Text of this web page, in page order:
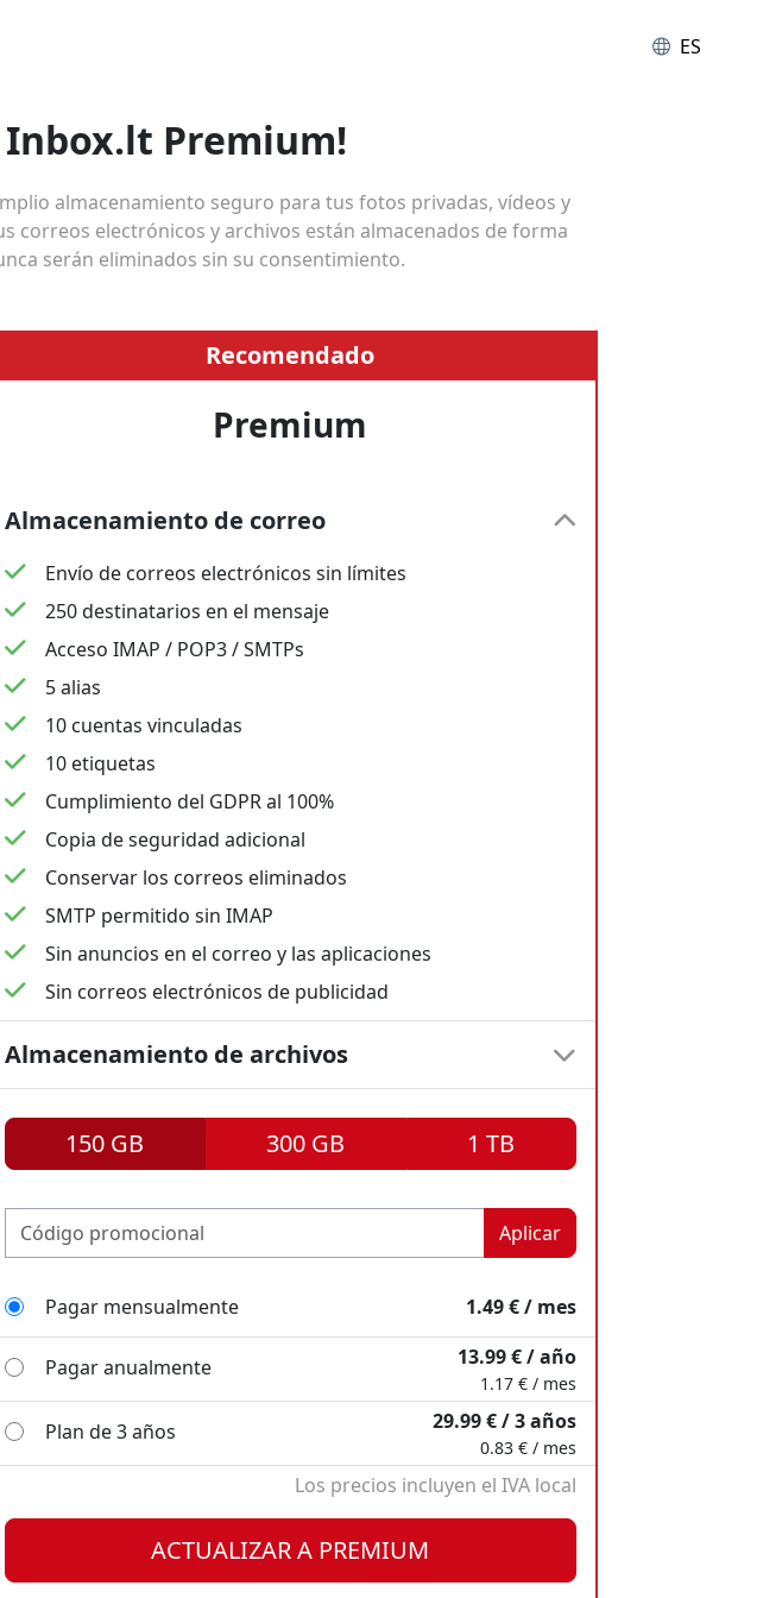
ES
Inbox.lt Premium!
almacenamiento seguro para tus fotos privadas, vídeos y
correos electrónicos y archivos están almacenados de forma
serán eliminados sin su consentimiento.
Recomendado
Premium
Almacenamiento de correo
Envío de correos electrónicos sin límites
250 destinatarios en el mensaje
Acceso IMAP / POP3 / SMTPs
5 alias
10 cuentas vinculadas
10 etiquetas
Cumplimiento del GDPR al 100%
Copia de seguridad adicional
Conservar los correos eliminados
SMTP permitido sin IMAP
Sin anuncios en el correo y las aplicaciones
Sin correos electrónicos de publicidad
Almacenamiento de archivos
150 GB 300 GB 1 TB
Aplicar
Pagar mensualmente 1.49 € / mes
Pagar anualmente 13.99 € / año
1.17 € / mes
Plan de 3 años 29.99 € / 3 años
0.83 € / mes
Los precios incluyen el IVA local
Pagar anualmente 18.98 € / año
Pagar anualmente 49.99 € / año
ACTUALIZAR A PREMIUM